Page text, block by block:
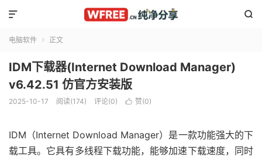


电脑软件  正文
IDM下载器(Internet Download Manager)
v6.42.51 仿官方安装版
2025-10-17 阅读(174) 评论(0)  赞(0)
IDM（Internet Download Manager）是一款功能强大的下
载工具。它具有多线程下载功能，能够加速下载速度，同时